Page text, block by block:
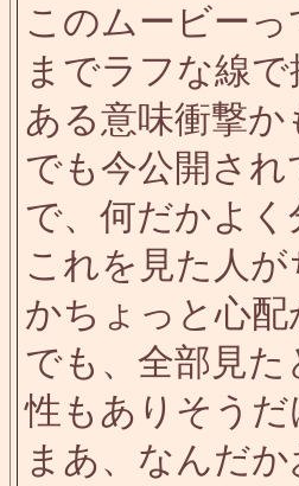
このムービー
までラフな線
ある意味衝撃か
でも今公開さ
で、何だかよ
これを見た人
かちょっと心配
でも、全部見
性もありそうだ
まあ、なんだ